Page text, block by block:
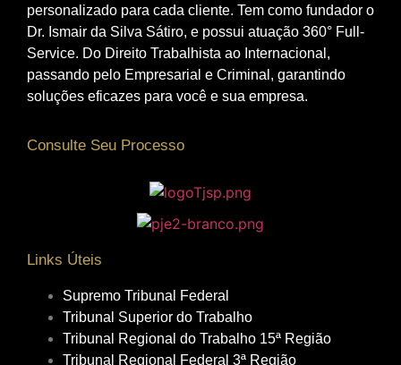
personalizado para cada cliente. Tem como fundador o
Dr. Ismair da Silva Sátiro, e possui atuação 360° Full-
Service. Do Direito Trabalhista ao Internacional,
passando pelo Empresarial e Criminal, garantindo
soluções eficazes para você e sua empresa.
Consulte Seu Processo
Links Úteis
Supremo Tribunal Federal
Tribunal Superior do Trabalho
Tribunal Regional do Trabalho 15ª Região
Tribunal Regional Federal 3ª Região